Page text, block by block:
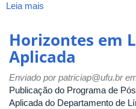
Leia mais
Horizontes em
Aplicada
Enviado porpatriciap@ufu.br
Publicação do Programa de
Aplicada do Departamento de